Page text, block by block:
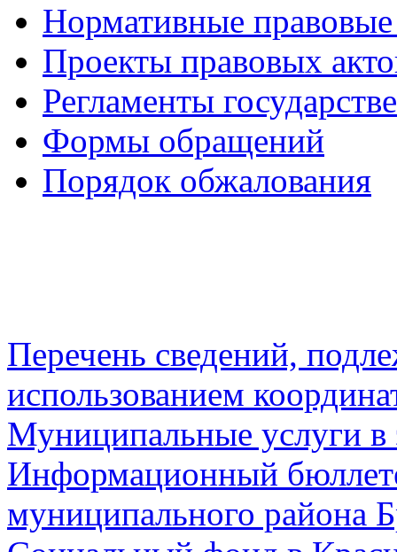
Нормативные
Проекты правовых
Регламенты
Формы обращений
Порядок обжалования
Перечень сведений,
использованием
Муниципальные услуги в
Информационный
муниципального района